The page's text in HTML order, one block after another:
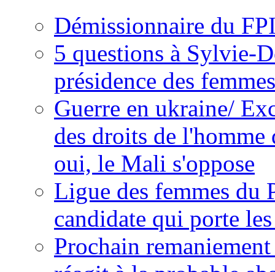
Démissionnaire du
5 questions à Sylvie-
présidence des
Guerre en ukraine/
des droits de
oui, le Mali s'oppose
Ligue des femmes du
candidate qui porte
Prochain